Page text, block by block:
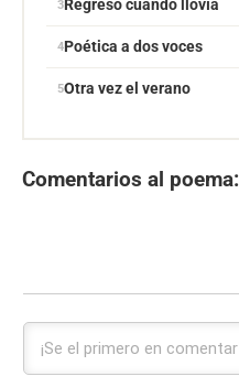
Regreso cuando llovía
Poética a dos voces
Otra vez el verano
Comentarios al poema: